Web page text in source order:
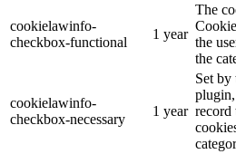
cookielawinfo-
checkbox-functional
1 year
The
the
the
cookielawinfo-
checkbox-necessary
1 year
Set
record